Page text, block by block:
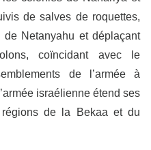
de salves de roquettes,
Netanyahu et déplaçant
coïncidant avec le
de l’armée à
israélienne étend ses
de la Bekaa et du